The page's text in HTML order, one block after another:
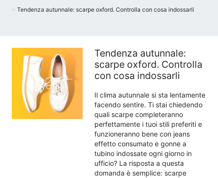
Tendenza autunnale: scarpe oxford. Controlla con cosa indossarli
Tendenza autunnale:
scarpe oxford. Controlla
con cosa indossarli
Il clima autunnale si sta lentamente
facendo sentire. Ti stai chiedendo
quali scarpe completeranno
perfettamente i tuoi stili preferiti e
funzioneranno bene con jeans
effetto consumato e gonne a
tubino indossate ogni giorno in
ufficio? La risposta a questa
domanda è semplice: scarpe